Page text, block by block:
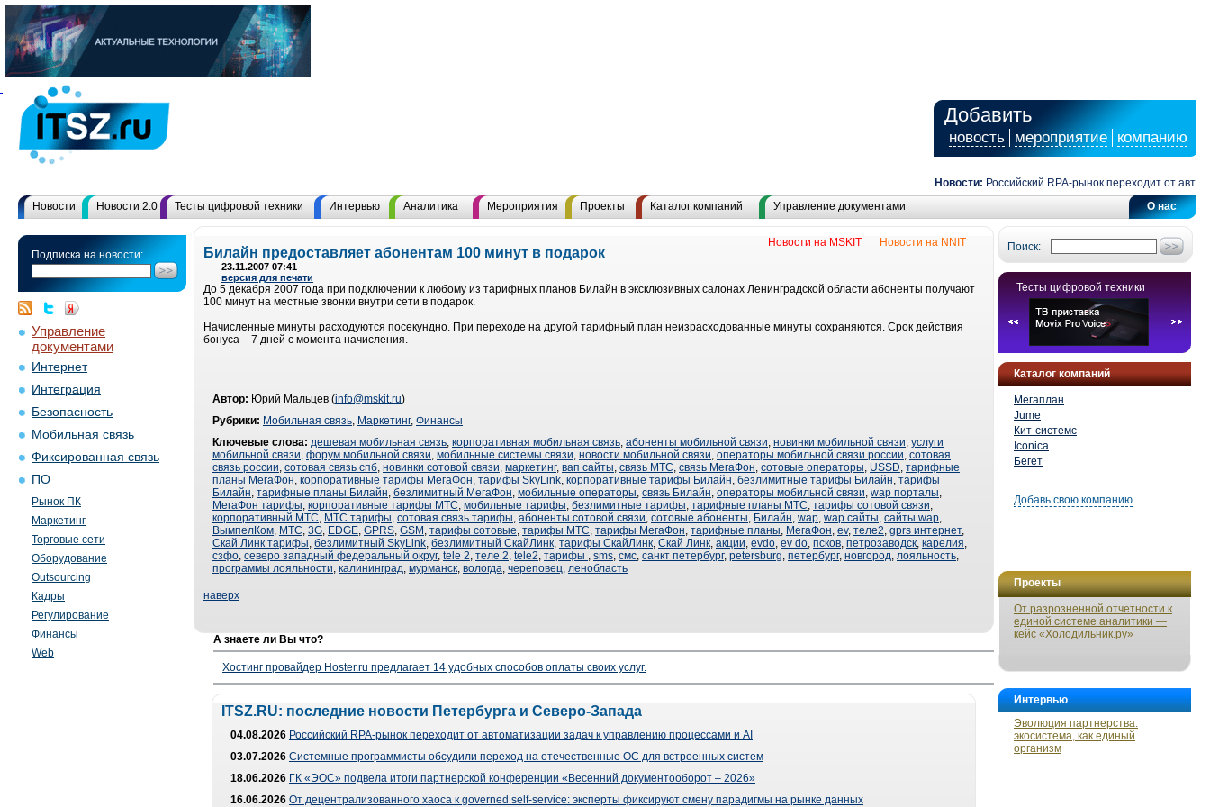
Добавить
новость мероприятие компанию
Новости: Российский RPA-рынок переходит от
О нас
Новости Новости 2.0 Тесты цифровой техники Интервью Аналитика Мероприятия Проекты Каталог компаний Управление документами
Подписка на новости:
Управление
документами
Интернет
Интеграция
Безопасность
Мобильная связь
Фиксированная связь
ПО
Рынок ПК
Маркетинг
Торговые сети
Оборудование
Outsourcing
Кадры
Регулирование
Финансы
Web
Поиск:
Тесты цифровой техники
Каталог компаний
Мегаплан
Jume
Кит-системс
Iconica
Бегет
Добавь свою компанию
Проекты
От разрозненной отчетности к
единой системе аналитики —
кейс «Холодильник.ру»
Интервью
Эволюция партнерства:
экосистема, как единый
организм
Новости на NNIT
Новости на MSKIT
Билайн предоставляет абонентам 100 минут в подарок
23.11.2007 07:41
версия для печати
До 5 декабря 2007 года при подключении к любому из тарифных планов Билайн в эксклюзивных салонах Ленинградской области абоненты получают
100 минут на местные звонки внутри сети в подарок.
Начисленные минуты расходуются посекундно. При переходе на другой тарифный план неизрасходованные минуты сохраняются. Срок действия
бонуса – 7 дней с момента начисления.
Автор: Юрий Мальцев (info@mskit.ru)
Рубрики: Мобильная связь, Маркетинг, Финансы
Ключевые слова: дешевая мобильная связь, корпоративная мобильная связь, абоненты мобильной связи, новинки мобильной связи, услуги
мобильной связи, форум мобильной связи, мобильные системы связи, новости мобильной связи, операторы мобильной связи россии, сотовая
связь россии, сотовая связь спб, новинки сотовой связи, маркетинг, вап сайты, связь МТС, связь МегаФон, сотовые операторы, USSD, тарифные
планы МегаФон, корпоративные тарифы МегаФон, тарифы SkyLink, корпоративные тарифы Билайн, безлимитные тарифы Билайн, тарифы
Билайн, тарифные планы Билайн, безлимитный МегаФон, мобильные операторы, связь Билайн, операторы мобильной связи, wap порталы,
МегаФон тарифы, корпоративные тарифы МТС, мобильные тарифы, безлимитные тарифы, тарифные планы МТС, тарифы сотовой связи,
корпоративный МТС, МТС тарифы, сотовая связь тарифы, абоненты сотовой связи, сотовые абоненты, Билайн, wap, wap сайты, сайты wap,
ВымпелКом, МТС, 3G, EDGE, GPRS, GSM , тарифы сотовые, тарифы МТС, тарифы МегаФон, тарифные планы, МегаФон, ev, теле2, gprs интернет,
Скай Линк тарифы, безлимитный SkyLink, безлимитный СкайЛинк, тарифы СкайЛинк, Скай Линк, акции, evdo, ev do, псков, петрозаводск, карелия,
сзфо, северо западный федеральный округ, tele 2, теле 2, tele2, тарифы , sms, смс, санкт петербург, petersburg, петербург, новгород, лояльность,
программы лояльности, калининград, мурманск, вологда, череповец, ленобласть
наверх
А знаете ли Вы что?
Хостинг провайдер Hoster.ru предлагает 14 удобных способов оплаты своих услуг.
ITSZ.RU: последние новости Петербурга и Северо-Запада
04.08.2026 Российский RPA-рынок переходит от автоматизации задач к управлению процессами и AI
03.07.2026 Системные программисты обсудили переход на отечественные ОС для встроенных систем
18.06.2026 ГК «ЭОС» подвела итоги партнерской конференции «Весенний документооборот – 2026»
16.06.2026 От децентрализованного хаоса к governed self-service: эксперты фиксируют смену парадигмы на рынке данных